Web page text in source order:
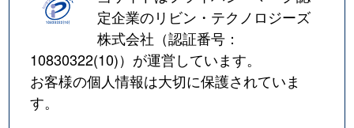
定企業のリビン・テクノロジーズ
株式会社（認証番号：
10830322(10)）が運営しています。
お客様の個人情報は大切に保護されていま
す。